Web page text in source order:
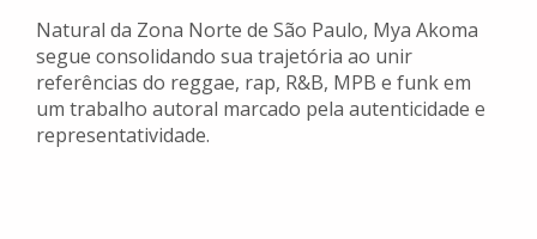
Natural da Zona Norte de São Paulo, Mya Akoma
segue consolidando sua trajetória ao unir
referências do reggae, rap, R&B, MPB e funk em
um trabalho autoral marcado pela autenticidade e
representatividade.